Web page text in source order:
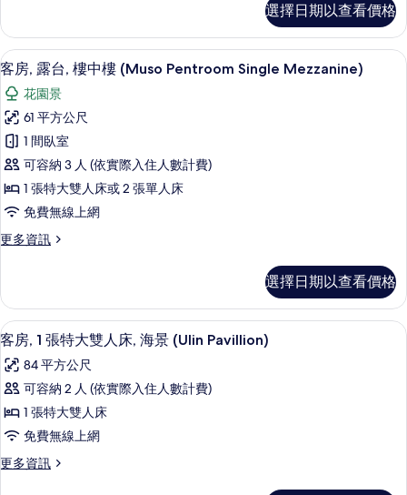
有
相
片
的
詳
情
選擇日期以查看價格
顯
示
客
房,
露
台,
樓
中
樓
Single
Mezzanine)
的
所
有
相
5
客房, 露台, 樓中樓 (Muso Pentroom Single Mezzanine)
花園景
61 平方公尺
1 間臥室
可容納 3 人 (依實際入住人數計費)
1 張特大雙人床或 2 張單人床
免費無線上網
更多資訊
更
露
台,
樓
樓
(Muso
Single
Mezzanine)
詳
選擇日期以查看價格
顯
示
客
房,
1
張
特
高級寢具、客房內保險箱、免費無線上
6
客房, 1 張特大雙人床, 海景 (Ulin Pavillion)
84 平方公尺
可容納 2 人 (依實際入住人數計費)
1 張特大雙人床
免費無線上網
更多資訊
更